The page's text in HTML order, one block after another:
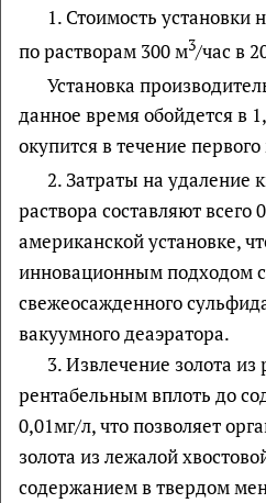
1. Стоимость установки
по растворам 300 м3/час в
Установка
данное время обойдется в
окупится в течение
2. Затраты на удаление
раствора составляют всего
американской установке,
инновационным подходом
свежеосажденного
вакуумного деаэратора.
3. Извлечение золота из
рентабельным вплоть до
0,01мг/л, что позволяет
золота из лежалой
содержанием в твердом